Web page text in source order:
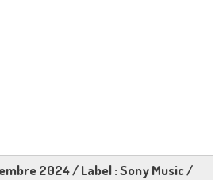
2024 / Label : Sony Music /